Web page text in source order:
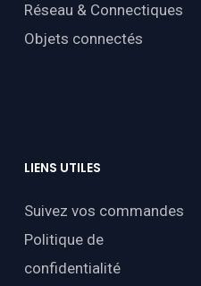
Réseau & Connectiques
Objets connectés
LIENS UTILES
Suivez vos commandes
Politique de
confidentialité